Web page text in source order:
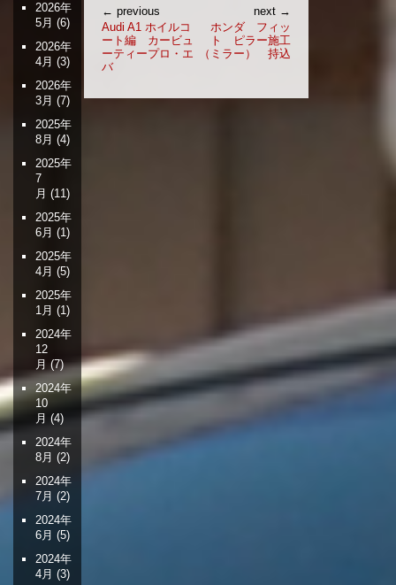
稿
ナ
ビ
ー
← previous
Audi A1 ホイルコ
ート編 カービュ
ーティープロ・エ
バ
next →
ホンダ フィッ
ト ピラー施工
（ミラー） 持込
2026年
5月 (6)
2026年
4月 (3)
2026年
3月 (7)
2025年
8月 (4)
2025年
7
月 (11)
2025年
6月 (1)
2025年
4月 (5)
2025年
1月 (1)
2024年
12
月 (7)
2024年
10
月 (4)
2024年
8月 (2)
2024年
7月 (2)
2024年
6月 (5)
2024年
4月 (3)